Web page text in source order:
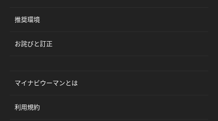
推奨環境
お詫びと訂正
マイナビウーマンとは
利用規約